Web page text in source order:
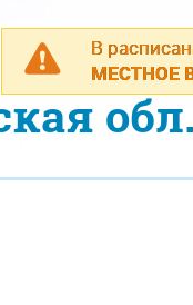
В
МЕСТНОЕ
обл.